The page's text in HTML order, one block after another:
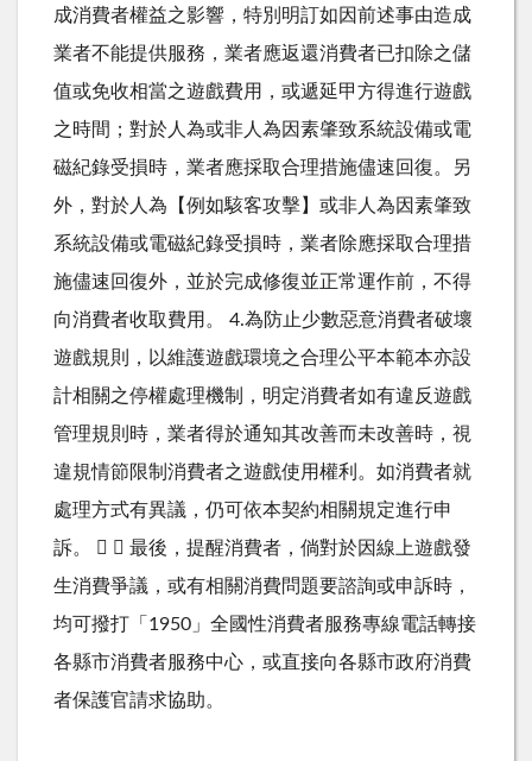
成消費者權益之影響，特別明訂如因前述事由造成
業者不能提供服務，業者應返還消費者已扣除之儲
值或免收相當之遊戲費用，或遞延甲方得進行遊戲
之時間；對於人為或非人為因素肇致系統設備或電
磁紀錄受損時，業者應採取合理措施儘速回復。另
外，對於人為【例如駭客攻擊】或非人為因素肇致
系統設備或電磁紀錄受損時，業者除應採取合理措
施儘速回復外，並於完成修復並正常運作前，不得
向消費者收取費用。 4.為防止少數惡意消費者破壞
遊戲規則，以維護遊戲環境之合理公平本範本亦設
計相關之停權處理機制，明定消費者如有違反遊戲
管理規則時，業者得於通知其改善而未改善時，視
違規情節限制消費者之遊戲使用權利。如消費者就
處理方式有異議，仍可依本契約相關規定進行申
訴。   最後，提醒消費者，倘對於因線上遊戲發
生消費爭議，或有相關消費問題要諮詢或申訴時，
均可撥打「1950」全國性消費者服務專線電話轉接
各縣市消費者服務中心，或直接向各縣市政府消費
者保護官請求協助。